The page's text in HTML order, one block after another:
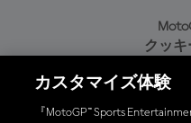
クッキ
プライバ
購
カスタマイズ体験
『MotoGP™ Sports